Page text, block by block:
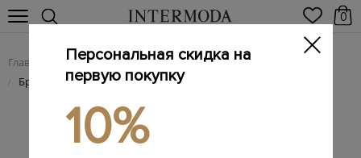
0
Главная Мужчинам / Одежда / Мужские брюки
/ Брендовые мужские брюки
Персональная скидка на
первую покупку
10%